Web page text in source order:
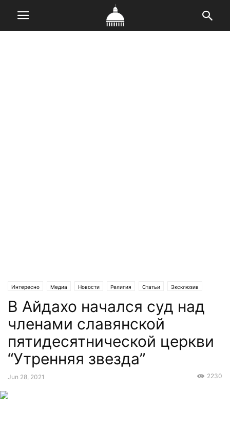
Интересно Медиа Новости Религия Статьи Эксклюзив
В Айдахо начался суд над
членами славянской
пятидесятнической церкви
“Утренняя звезда”
Jun 28, 2021 2230